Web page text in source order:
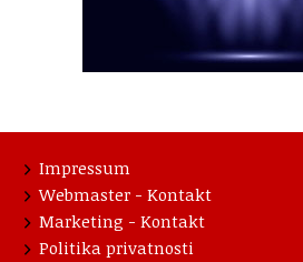
Impressum
Webmaster - Kontakt
Marketing - Kontakt
Politika privatnosti